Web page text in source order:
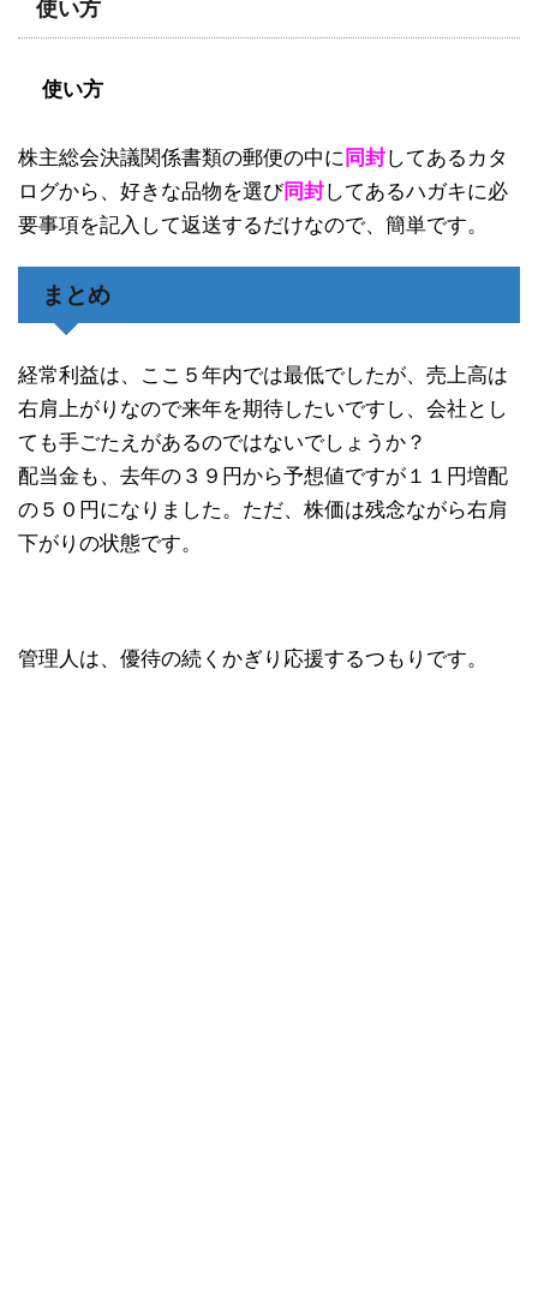
使い方
使い方
株主総会決議関係書類の郵便の中に 同封してあるカタ
ログから、好きな品物を選び同封してあるハガキに必
要事項を記入して返送するだけなので、簡単です。
まとめ
経常利益は、ここ５年内では最低でしたが、売上高は
右肩上がりなので来年を期待したいですし、会社とし
ても手ごたえがあるのではないでしょうか？
配当金も、去年の３９円から予想値ですが１１円増配
の５０円になりました。ただ、株価は残念ながら右肩
下がりの状態です。
管理人は、優待の続くかぎり応援するつもりです。